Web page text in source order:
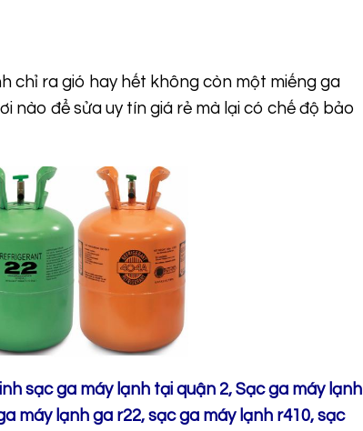
chỉ ra gió hay hết không còn một miếng ga
nào để sửa uy tín giá rẻ mà lại có chế độ bảo
sạc ga máy lạnh tại quận 2, Sạc ga máy lạnh
máy lạnh ga r22, sạc ga máy lạnh r410, sạc